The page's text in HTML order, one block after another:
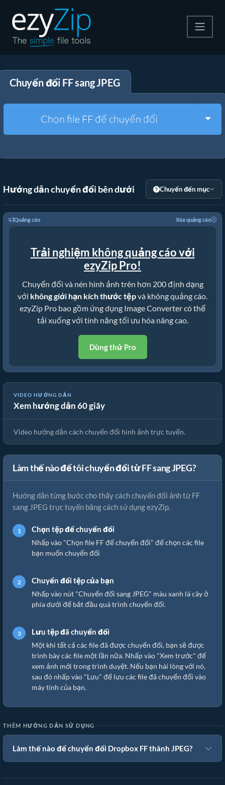
Giải nén
Công cụ khác
Chuyển đổi FF sang JPEG
Chọn file FF để chuyển đổi
Hướng dẫn chuyển đổi bên dưới Chuyển đến mục
Quảng cáo Xóa quảng cáo
Trải nghiệm không quảng cáo với
ezyZip Pro!
Chuyển đổi và nén hình ảnh trên hơn 200 định dạng
với không giới hạn kích thước tệpvà không quảng cáo.
ezyZip Pro bao gồm ứng dụng Image Converter có thể
tải xuống với tính năng tối ưu hóa nâng cao.
Dùng thử Pro
VIDEO HƯỚNG DẪN
Xem hướng dẫn 60 giây
🖼️ Cách Chuyển Đổi Hình Ảnh Trực Tuyến Miễn Phí
Video hướng dẫn cách chuyển đổi hình ảnh trực tuyến.
Làm thế nào để tôi chuyển đổi từ FF sang JPEG?
Hướng dẫn từng bước cho thấy cách chuyển đổi ảnh từ FF
sang JPEG trực tuyến bằng cách sử dụng ezyZip.
Chọn tệp để chuyển đổi
Nhấp vào "Chọn file FF để chuyển đổi" để chọn các file
bạn muốn chuyển đổi
Chuyển đổi tệp của bạn
Nhấp vào nút "Chuyển đổi sang JPEG" màu xanh lá cây ở
phía dưới để bắt đầu quá trình chuyển đổi.
Lưu tệp đã chuyển đổi
Một khi tất cả các file đã được chuyển đổi, bạn sẽ được
trình bày các file một lần nữa. Nhấp vào "Xem trước" để
xem ảnh mới trong trình duyệt. Nếu bạn hài lòng với nó,
sau đó nhấp vào "Lưu" để lưu các file đã chuyển đổi vào
máy tính của bạn.
THÊM HƯỚNG DẪN SỬ DỤNG
Làm thế nào để chuyển đổi Dropbox FF thành JPEG?